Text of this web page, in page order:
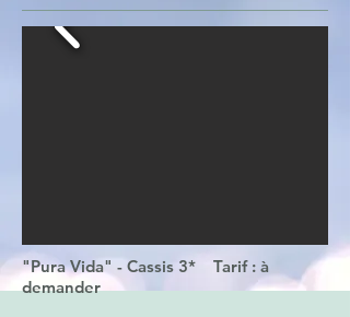
"Pura Vida" - Cassis 3* Tarif : à
demander